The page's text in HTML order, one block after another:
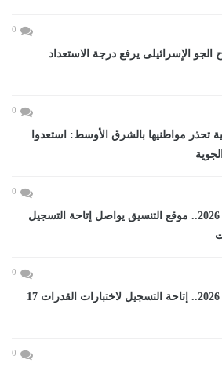
0
الجو الإسرائيلى يرفع درجة الاستعداد
0
تحذر مواطنيها بالشرق الأوسط: استعدوا
0
تنسيق الجامعات 2026.. موقع التنسيق يواصل إتاحة التسجيل
0
تنسيق الجامعات 2026.. إتاحة التسجيل لاختبارات القدرات 17
0